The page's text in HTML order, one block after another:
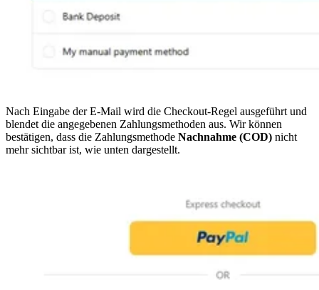
Nach Eingabe der E-Mail wird die Checkout-Regel ausgeführt und
blendet die angegebenen Zahlungsmethoden aus. Wir können
bestätigen, dass die Zahlungsmethode Nachnahme (COD) nicht
mehr sichtbar ist, wie unten dargestellt.